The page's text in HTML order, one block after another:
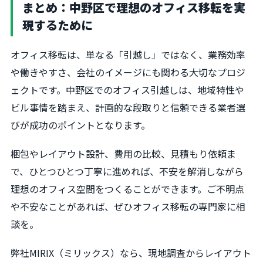
まとめ：中野区で理想のオフィス移転を実
現するために
オフィス移転は、単なる「引越し」ではなく、業務効率
や働きやすさ、会社のイメージにも関わる大切なプロジ
ェクトです。中野区でのオフィス引越しは、地域特性や
ビル事情を踏まえ、計画的な段取りと信頼できる業者選
びが成功のポイントとなります。
梱包やレイアウト設計、費用の比較、見積もり依頼ま
で、ひとつひとつ丁寧に進めれば、不安を解消しながら
理想のオフィス空間をつくることができます。ご不明点
や不安なことがあれば、ぜひオフィス移転の専門家に相
談を。
弊社MIRIX（ミリックス）なら、現地調査からレイアウト